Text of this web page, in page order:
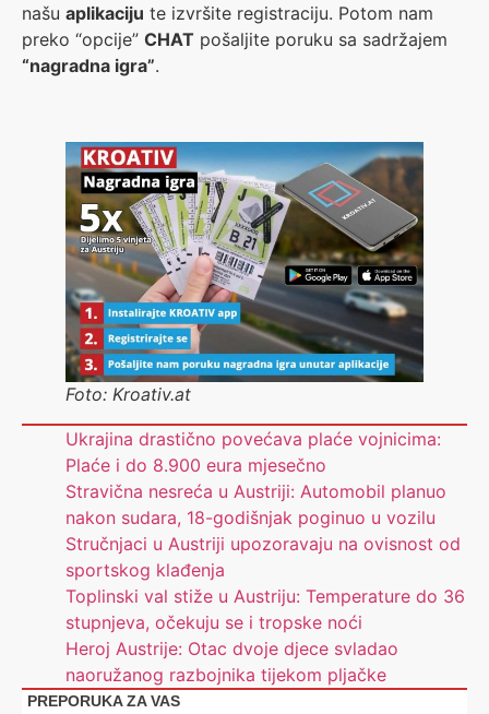
našu aplikaciju te izvršite registraciju. Potom nam
preko “opcije” CHAT pošaljite poruku sa sadržajem
“nagradna igra”.
Foto: Kroativ.at
Ukrajina drastično povećava plaće vojnicima:
Plaće i do 8.900 eura mjesečno
Stravična nesreća u Austriji: Automobil planuo
nakon sudara, 18-godišnjak poginuo u vozilu
Stručnjaci u Austriji upozoravaju na ovisnost od
sportskog klađenja
Toplinski val stiže u Austriju: Temperature do 36
stupnjeva, očekuju se i tropske noći
Heroj Austrije: Otac dvoje djece svladao
naoružanog razbojnika tijekom pljačke